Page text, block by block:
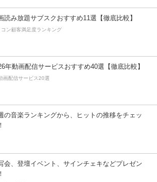
読み放題サブスクおすすめ11選【徹底比較】
コン顧客満足度ランキング
年動画配信サービスおすすめ40選【徹底比較】
画配信サービス20選
の音楽ランキングから、ヒットの推移をチェッ
会、登壇イベント、サインチェキなどプレゼン